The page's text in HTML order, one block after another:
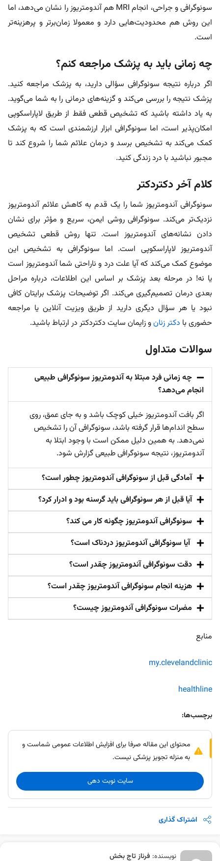
سونوگرافی و جراحی، انجام MRI هم آندومتریوز را نشان می‌دهد، اما
این روش هم محدودیت‌هایی دارد و معمولا زمان‌برتر و پرهزینه‌تر
است.
چه زمانی باید به پزشک مراجعه کنم؟
اگر درباره نتیجه سونوگرافی سؤالی دارید، به پزشک مراجعه کنید.
پزشک نتیجه را بررسی می‌کند و گزینه‌های درمانی را به شما می‌گوید.
به یاد داشته باشید که تشخیص قطعی فقط از طریق لاپاراسکوپی
امکان‌پذیر است، اما سونوگرافی ابزار ارزشمندی است که به پزشک
کمک می‌کند به تشخیص برسد و درمان علائم شما را شروع کند تا
مجبور نباشید با درد زندگی کنید.
کلام آخر دکتردکتر
سونوگرافی آندومتریوز شما را یک قدم به کاهش علائم آندومتریوز
نزدیک‌تر می‌کند. سونوگرافی روشی ایمن، سریع و مؤثر برای نشان
دادن نشانه‌های آندومتریوز است. تنها روش قطعی تشخیص
آندومتریوز لاپاراسکوپی است. اما سونوگرافی به تشخیص این
موضوع کمک می‌کند که آیا علت درد و ناراحتی شما آندومتریوز است
یا نه! در مرحله بعد پزشک بر اساس این اطلاعات، درباره مراحل
بعدی درمان تصمیم‌گیری می‌کند. اگر توضیحات پزشک برایتان کافی
نبود یا هر سؤال دیگری دارید از طریق ویزیت آنلاین یا مراجعه
حضوری با دکتر زنانو زایمان سایت دکتردکتر در ارتباط باشید.
سوالات متداول
چه زمانی فرد مبتلا به آندومتریوز سونوگرافی طبیعی
انجام می‌دهد؟
اگر بافت آندومتریوز خیلی کوچک باشد و به جای عمق، روی
سطح اندام‌ها قرار گرفته باشد، سونوگرافی آن را تشخیص
نمی‌دهد. به همین دلیل ممکن است با وجود ابتلا به
آندومتریوز، نتیجه سونوگرافی طبیعی گزارش شود.
آمادگی قبل از سونوگرافی آندومتریوز چطور است؟
آیا قبل از هر سونوگرافی باید گرسنه بود و ادرار کرد؟
سونوگرافی آندومتریوز چگونه کار می کند؟
آیا سونوگرافی آندومتریوز دردناک است؟
دقت سونوگرافی آندومتریوز چقدر است؟
هزینه انجام سونوگرافی آندومتریوز چقدر است؟
مضرات سونوگرافی آندومتریوز چیست؟
منابع
my.clevelandclinic
healthline
برچسب‌ها:
محتوای این مقاله صرفا برای افزایش اطلاعات عمومی شماست و
به منزله تجویز پزشکی نیست.
سایت نوبت دهی
اشتراک گذاری
نویسنده: فرناز تاج بخش